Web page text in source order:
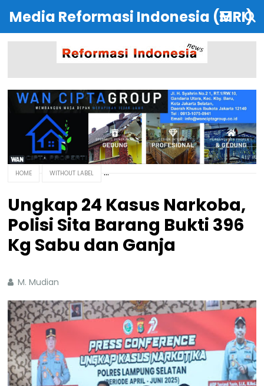
Media Reformasi Indonesia (MRI)
HOME WITHOUT LABEL
Ungkap 24 Kasus Narkoba,
Polisi Sita Barang Bukti 396
Kg Sabu dan Ganja
M. Mudian